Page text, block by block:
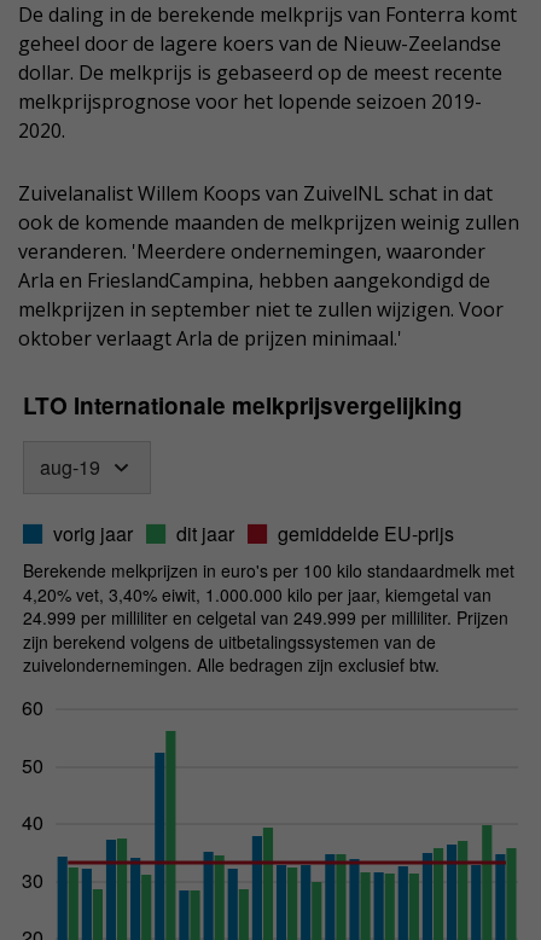
De daling in de berekende melkprijs van Fonterra komt
geheel door de lagere koers van de Nieuw-Zeelandse
dollar. De melkprijs is gebaseerd op de meest recente
melkprijsprognose voor het lopende seizoen 2019-
2020.
Zuivelanalist Willem Koops van ZuivelNL schat in dat
ook de komende maanden de melkprijzen weinig zullen
veranderen. 'Meerdere ondernemingen, waaronder
Arla en FrieslandCampina, hebben aangekondigd de
melkprijzen in september niet te zullen wijzigen. Voor
oktober verlaagt Arla de prijzen minimaal.'